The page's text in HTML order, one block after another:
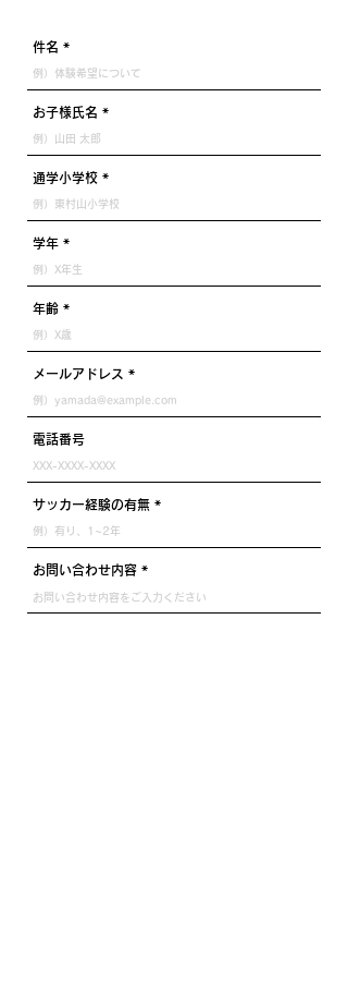
件名
お子様氏名
通学小学校
学年
年齢
メールアドレス
電話番号
サッカー経験の有無
お問い合わせ内容